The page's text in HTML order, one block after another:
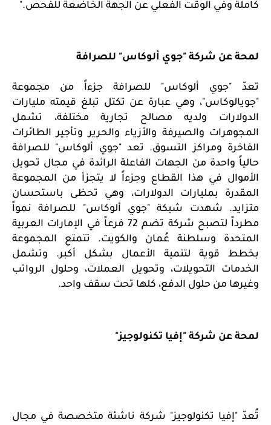
كاملة وفي الوقت الفعلي عن الجهة الخاضعة للفحص."
لمحة عن شركة "جوي ألوكاس" للصرافة
تعدّ "جوي ألوكاس" للصرافة جزءاً من مجموعة
"جويالوكاس"، وهي عبارة عن تكتل تبلغ قيمته مليارات
الدولارات ولديه مصالح تجارية مختلفة، تشمل
المجوهرات والصيرفة والأزياء والحرير وتأجير الطائرات
الفاخرة ومراكز التسوق. تعد "جوي ألوكاس" للصرافة
حالياً واحدة من الجهات الفاعلة الرائدة في مجال تحويل
الأموال في هذا القطاع وجزءاً لا يتجزأ من المجموعة
المقدرة بمليارات الدولارات، وهي تحظى باستحسان
متزايد. شهدت شبكة "جوي ألوكاس" للصرافة نمواً
مطرداً لتصبح شركة تضم 72 فرعاً في الإمارات العربية
المتحدة وسلطنة عُمان والكويت. تتمتع المجموعة
بخطط قوية لتنمية الأعمال بشكل أكبر. وتشمل
الخدمات التحويلات، وتحويل العملات، وحلول الرواتب
وغيرها من حلول الدفع، كلها تحت سقف واحد.
لمحة عن شركة "إفيا تكنولوجيز"
تُعدّ "إفيا تكنولوجيز" شركة ناشئة متخصصة في مجال